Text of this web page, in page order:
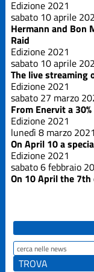
Edizione 2021
sabato 10 aprile
Hermann and Bon
Raid
Edizione 2021
sabato 10 aprile
The live streaming
Edizione 2021
sabato 27 marzo
From Enervit a
Edizione 2021
lunedì 8 marzo 2021
On April 10 a
Edizione 2021
sabato 6 febbraio
On 10 April the